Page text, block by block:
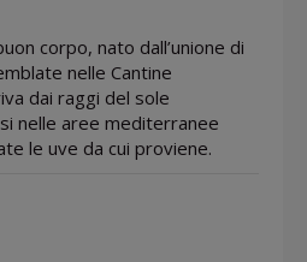
corpo, nato dall’unione di
nelle Cantine
dai raggi del sole
nelle aree mediterranee
le uve da cui proviene.